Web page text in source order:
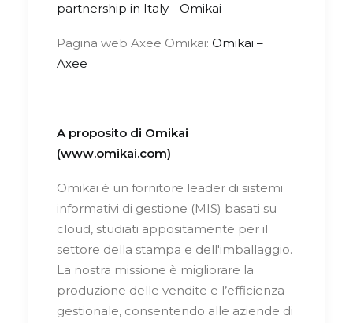
partnership in Italy - Omikai
Pagina web Axee Omikai: Omikai –
Axee
A proposito di Omikai
(www.omikai.com)
Omikai è un fornitore leader di sistemi
informativi di gestione (MIS) basati su
cloud, studiati appositamente per il
settore della stampa e dell'imballaggio.
La nostra missione è migliorare la
produzione delle vendite e l’efficienza
gestionale, consentendo alle aziende di